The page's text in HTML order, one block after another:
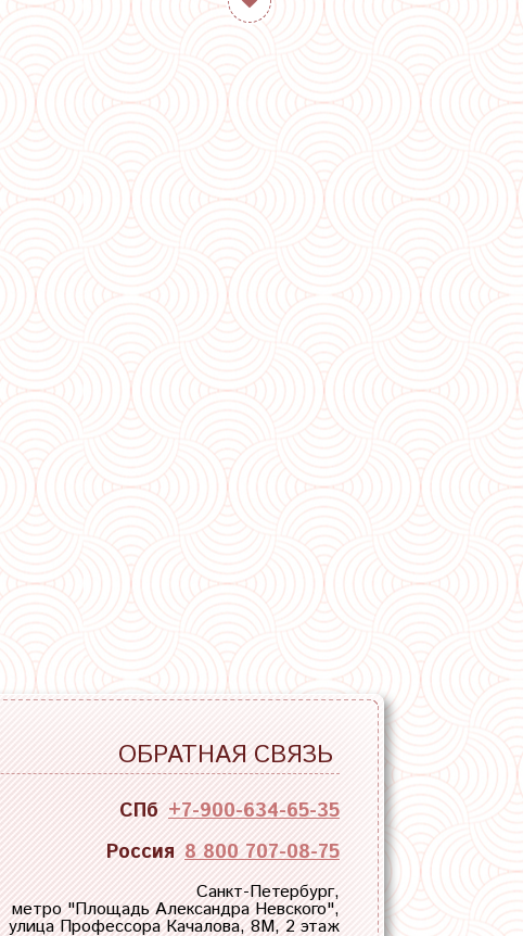
ОБРАТНАЯ СВЯЗЬ
СПб +7-900-634-65-35
Россия 8 800 707-08-75
Санкт-Петербург,
метро "Площадь Александра Невского",
улица Профессора Качалова, 8М, 2 этаж